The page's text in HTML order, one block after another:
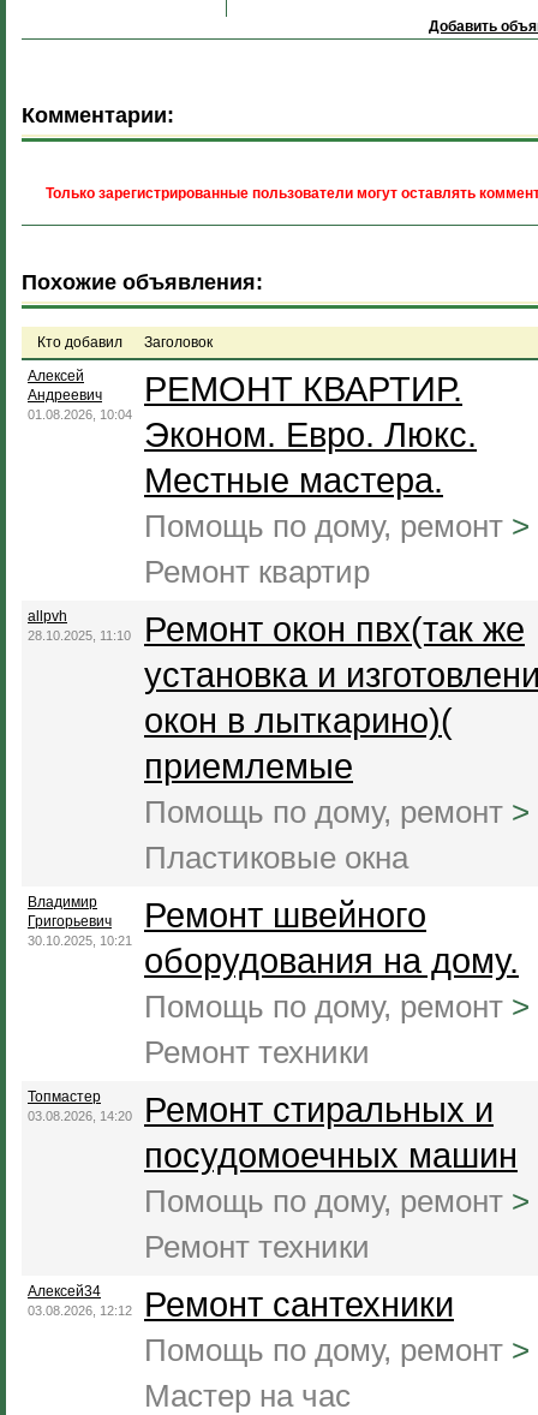
Добавить
Комментарии:
Только зарегистрированные пользователи могут оставлять
Похожие объявления:
Кто добавил
Заголовок
Алексей
Андреевич
01.08.2026, 10:04
РЕМОНТ КВАРТИР.
Эконом. Евро. Люкс.
Местные мастера.
Помощь по дому, ремонт >
Ремонт квартир
allpvh
28.10.2025, 11:10
Ремонт окон пвх(так же
установка и
окон в лыткарино)(
приемлемые
Помощь по дому, ремонт >
Пластиковые окна
Владимир
Григорьевич
30.10.2025, 10:21
Ремонт швейного
оборудования на дому.
Помощь по дому, ремонт >
Ремонт техники
Топмастер
03.08.2026, 14:20
Ремонт стиральных и
посудомоечных машин
Помощь по дому, ремонт >
Ремонт техники
Алексей34
03.08.2026, 12:12 Ремонт сантехники
Помощь по дому, ремонт >
Мастер на час